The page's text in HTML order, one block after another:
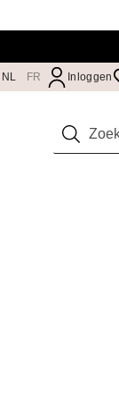
NL FR Inloggen
Zoeken